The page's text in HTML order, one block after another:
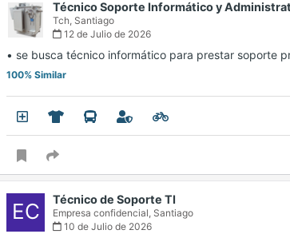
Técnico Soporte Informático y
Tch, Santiago
12 de Julio de 2026
• se busca técnico informático para prestar soporte
100% Similar
EC Técnico de Soporte TI
Empresa confidencial, Santiago
10 de Julio de 2026